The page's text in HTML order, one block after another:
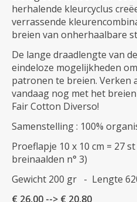
herhalende kleurcyclus
verrassende
breien van onherhaalbare
De lange draadlengte van
eindeloze mogelijkheden
patronen te breien. Verken
vandaag nog met het
Fair Cotton Diverso!
Samenstelling : 100%
Proeflapje 10 x 10 cm = 27
breinaalden n° 3)
Gewicht 200 gr - Lengte
€ 26,00 --> € 20,80